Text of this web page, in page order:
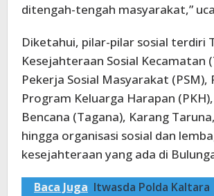
ditengah-tengah masyarakat,”
Diketahui, pilar-pilar sosial terdiri
Kesejahteraan Sosial Kecamatan
Pekerja Sosial Masyarakat (PSM),
Program Keluarga Harapan
Bencana (Tagana), Karang
hingga organisasi sosial dan
kesejahteraan yang ada di
Baca Juga Itwasda Polda Kaltara